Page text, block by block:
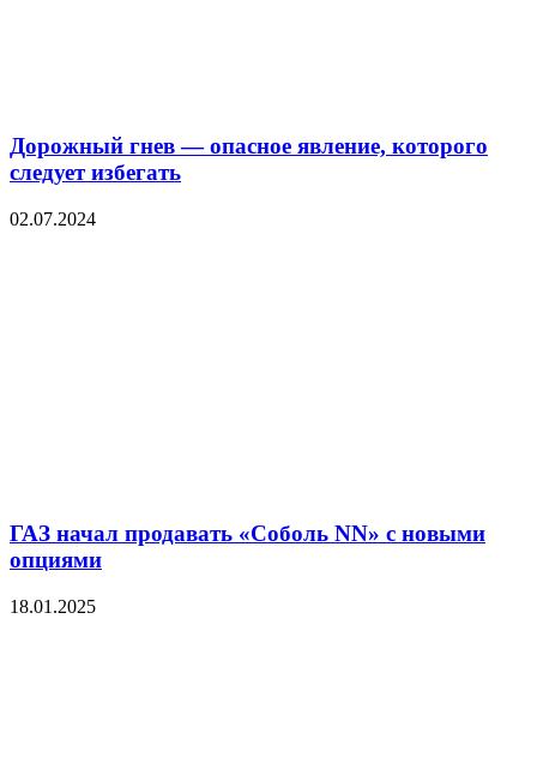
Дорожный гнев — опасное явление, которого
следует избегать
02.07.2024
ГАЗ начал продавать «Соболь NN» с новыми
опциями
18.01.2025